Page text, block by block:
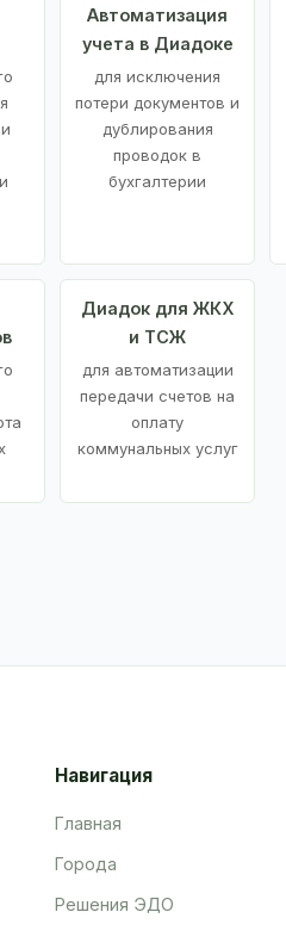
Автоматизация
учета в Диадоке
для исключения
потери документов и
дублирования
проводок в
бухгалтерии
Диадок для ЖКХ
и ТСЖ
для автоматизации
передачи счетов на
оплату
коммунальных услуг
Навигация
Главная
Города
Решения ЭДО